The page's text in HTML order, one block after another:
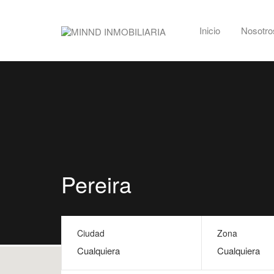
Inicio
Pereira
Ciudad Zona